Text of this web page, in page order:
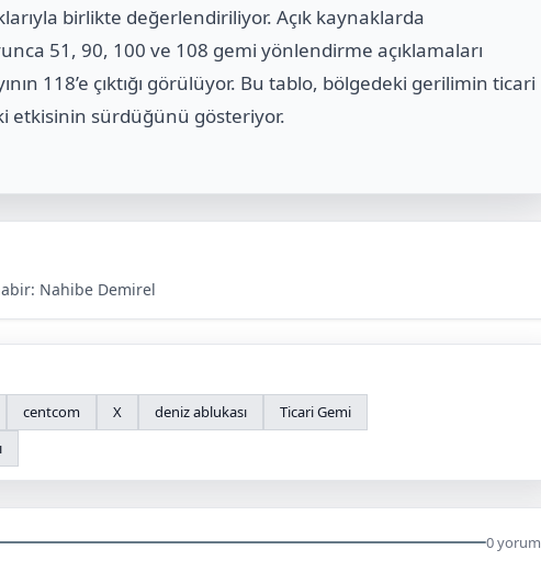
birlikte değerlendiriliyor. Açık kaynaklarda
51, 90, 100 ve 108 gemi yönlendirme açıklamaları
118’e çıktığı görülüyor. Bu tablo, bölgedeki gerilimin ticari
etkisinin sürdüğünü gösteriyor.
Nahibe Demirel
centcom X deniz ablukası
Ticari Gemi
0 yorum